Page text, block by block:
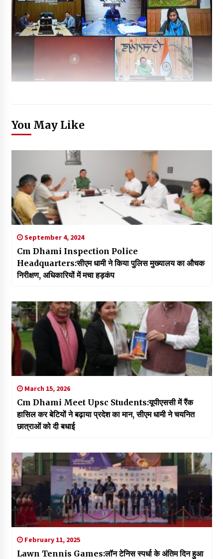
You May Like
September 4, 2024
Cm Dhami Inspection Police
Headquarters:सीएम धामी ने किया पुलिस मुख्यालय का औचक
निरीक्षण, अधिकारियों में मचा हड़कंप
March 15, 2026
Cm Dhami Meet Upsc Students:यूपीएससी में रैंक
हासिल कर बेटियों ने बढ़ाया प्रदेश का मान, सीएम धामी ने चयनित
छात्राओं को दी बधाई
February 11, 2025
Lawn Tennis Games:लॉन टेनिस स्पर्धा के अंतिम दिन हुआ